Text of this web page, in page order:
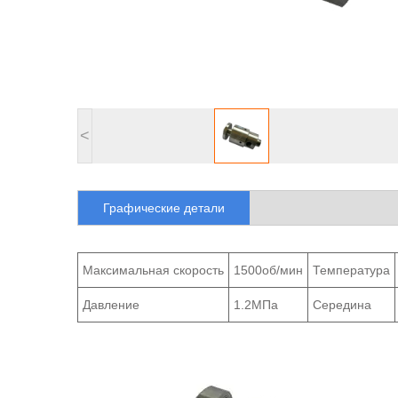
<
Графические детали
Максимальная скорость 1500об/мин Температура
Давление 1.2МПа Середина